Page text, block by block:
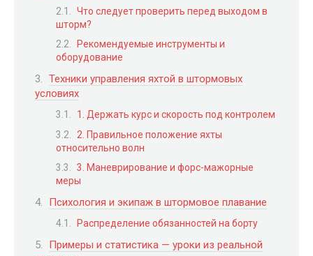
Что следует проверить перед выходом в
шторм?
Рекомендуемые инструменты и
оборудование
Техники управления яхтой в штормовых
условиях
1. Держать курс и скорость под контролем
2. Правильное положение яхты
относительно волн
3. Маневрирование и форс-мажорные
меры
Психология и экипаж в штормовое плавание
Распределение обязанностей на борту
Примеры и статистика — уроки из реальной